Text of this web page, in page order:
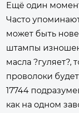
Ещё один
Часто
может быть
штампы
масла ?гуляет?,
проволоки
17744
как на одном